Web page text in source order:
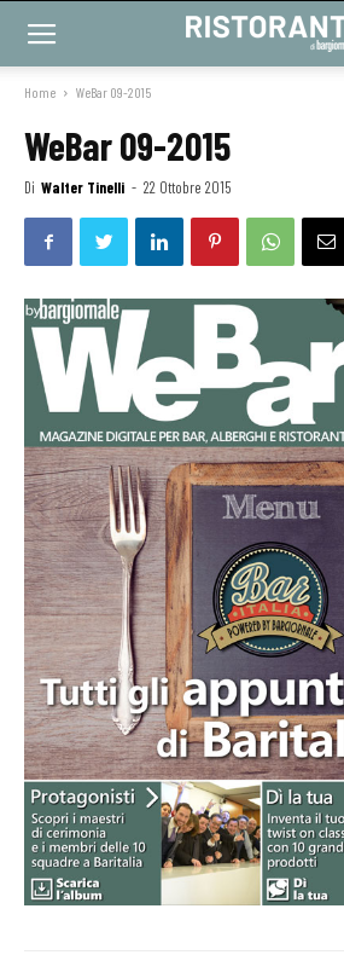
Home WeBar 09-2015
WeBar 09-2015
Di Walter Tinelli - 22 Ottobre 2015